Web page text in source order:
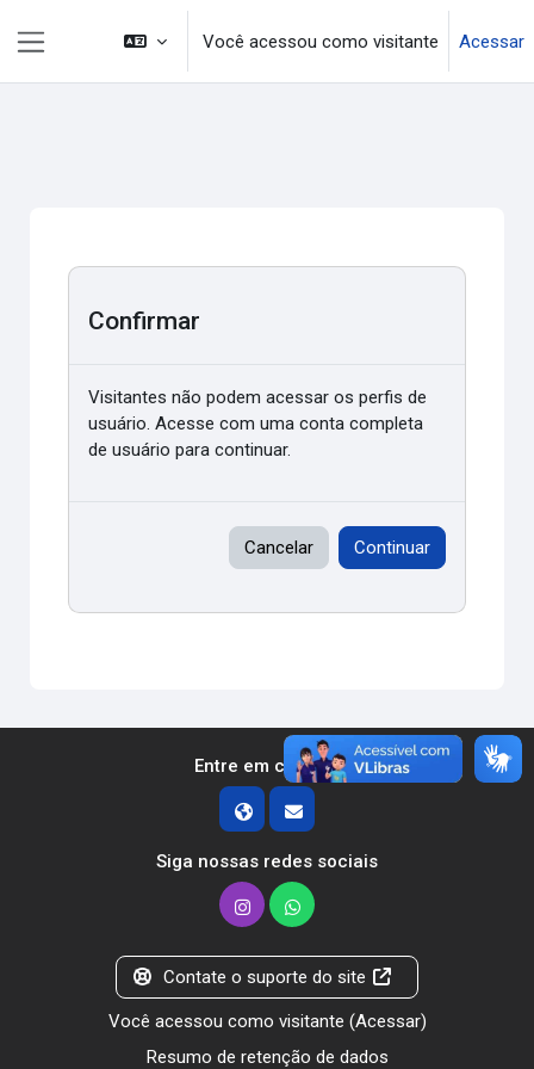
Ir para o conteúdo principal
Você acessou como visitante Acessar
Confirmar
Visitantes não podem acessar os perfis de
usuário. Acesse com uma conta completa
de usuário para continuar.
Cancelar Continuar
Entre em contato
Siga nossas redes sociais
Contate o suporte do site
Você acessou como visitante (Acessar)
Resumo de retenção de dados